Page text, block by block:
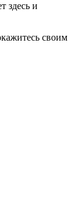
здесь и
своим